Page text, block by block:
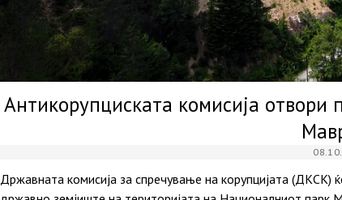
Антикорупциската комисија отвори
Државната комисија за спречување на корупцијата (ДКСК)